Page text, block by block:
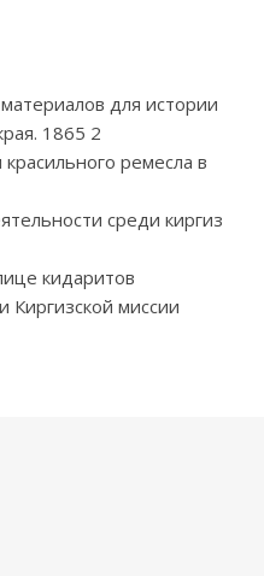
для истории
1865 2
ремесла в
среди киргиз
кидаритов
Киргизской миссии